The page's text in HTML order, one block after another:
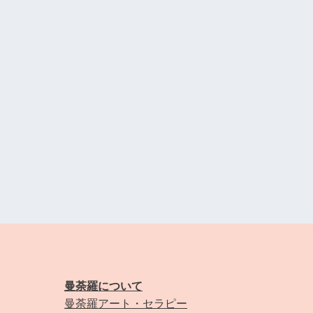
曼荼羅について
曼荼羅アート・セラピー